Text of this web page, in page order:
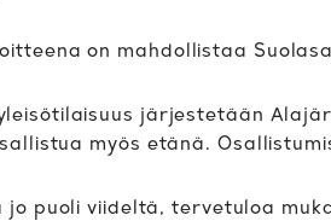
on mahdollistaa
järjestetään
myös etänä.
jo puoli viideltä, tervetuloa